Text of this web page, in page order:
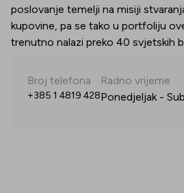
poslovanje temelji na misiji
kupovine, pa se tako u portfoliju
trenutno nalazi preko 40 svjetskih
Broj telefona
+385 1 4819 428
Radno vrijeme
Ponedjeljak -